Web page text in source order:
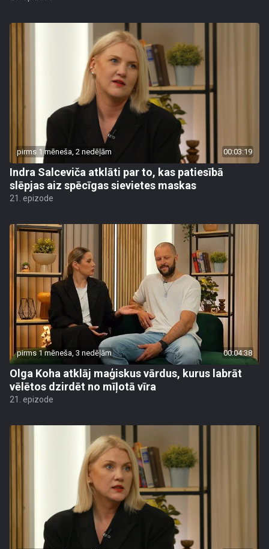
pirms 1 mēneša, 2 nedēļām 00:03:19
Indra Salceviča atklāti par to, kas patiesībā
slēpjas aiz spēcīgas sievietes maskas
21. epizode
pirms 1 mēneša, 3 nedēļām 00:04:38
Olga Koha atklāj maģiskus vārdus, kurus labrāt
vēlētos dzirdēt no mīļotā vīra
21. epizode